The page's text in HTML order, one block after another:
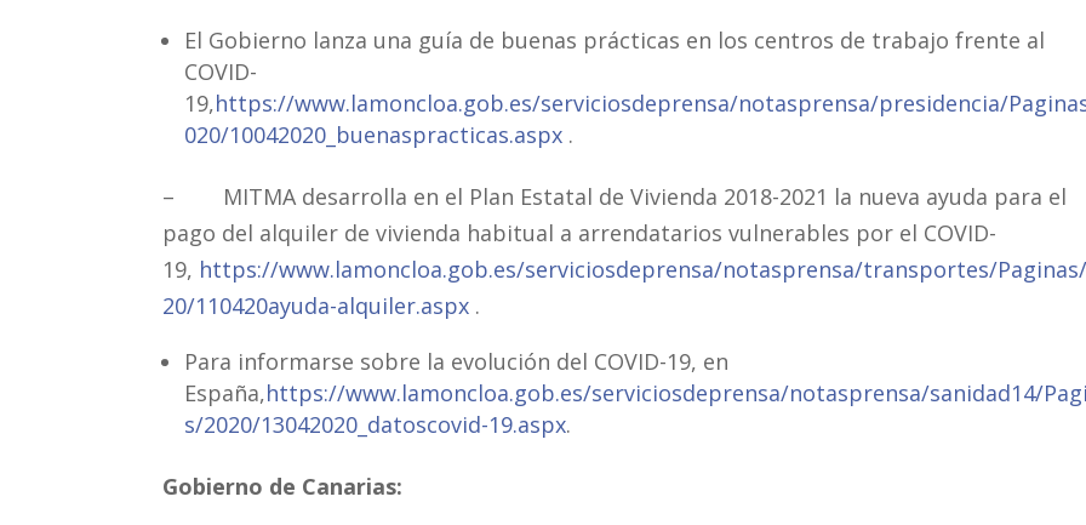
El Gobierno lanza una guía de buenas prácticas en los centros de trabajo frente al
COVID-
19,https://www.lamoncloa.gob.es/serviciosdeprensa/notasprensa/presidencia/
020/10042020_buenaspracticas.aspx .
– MITMA desarrolla en el Plan Estatal de Vivienda 2018-2021 la nueva ayuda para el
pago del alquiler de vivienda habitual a arrendatarios vulnerables por el COVID-
19, https://www.lamoncloa.gob.es/serviciosdeprensa/notasprensa/transportes/
20/110420ayuda-alquiler.aspx .
Para informarse sobre la evolución del COVID-19, en
España,https://www.lamoncloa.gob.es/serviciosdeprensa/notasprensa/sanidad14/
s/2020/13042020_datoscovid-19.aspx.
Gobierno de Canarias: